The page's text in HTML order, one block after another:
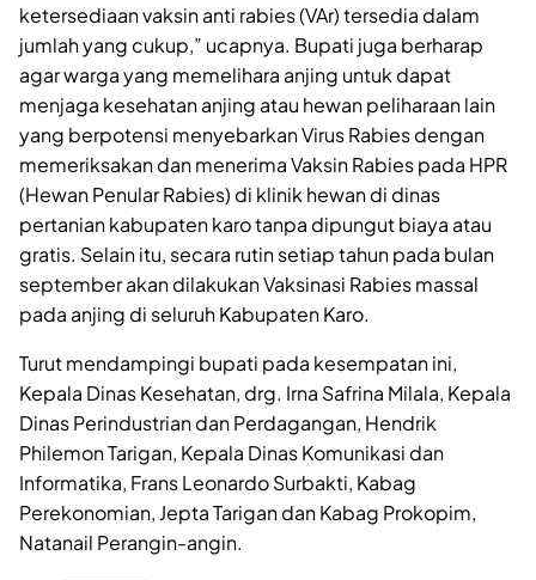
ketersediaan vaksin anti rabies (VAr) tersedia dalam
jumlah yang cukup,” ucapnya. Bupati juga berharap
agar warga yang memelihara anjing untuk dapat
menjaga kesehatan anjing atau hewan peliharaan lain
yang berpotensi menyebarkan Virus Rabies dengan
memeriksakan dan menerima Vaksin Rabies pada HPR
(Hewan Penular Rabies) di klinik hewan di dinas
pertanian kabupaten karo tanpa dipungut biaya atau
gratis. Selain itu, secara rutin setiap tahun pada bulan
september akan dilakukan Vaksinasi Rabies massal
pada anjing di seluruh Kabupaten Karo.
Turut mendampingi bupati pada kesempatan ini,
Kepala Dinas Kesehatan, drg. Irna Safrina Milala, Kepala
Dinas Perindustrian dan Perdagangan, Hendrik
Philemon Tarigan, Kepala Dinas Komunikasi dan
Informatika, Frans Leonardo Surbakti, Kabag
Perekonomian, Jepta Tarigan dan Kabag Prokopim,
Natanail Perangin-angin.